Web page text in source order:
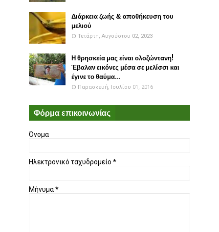
Διάρκεια ζωής & αποθήκευση του
μελιού
Τετάρτη, Αυγούστου 02, 2023
Η θρησκεία μας είναι ολοζώντανη!
Έβαλαν εικόνες μέσα σε μελίσσι και
έγινε το θαύμα...
Παρασκευή, Ιουλίου 01, 2016
Φόρμα επικοινωνίας
Όνομα
Ηλεκτρονικό ταχυδρομείο *
Μήνυμα*